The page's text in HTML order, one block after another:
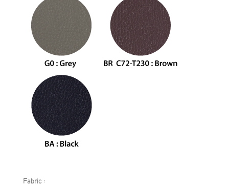
Fabric :